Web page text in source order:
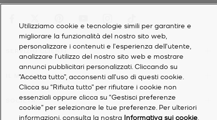
SERVIZIO CLIENTI
IL MIO ACCOUNT
SOCIETÀ
Utilizziamo cookie e tecnologie simili per garantire e
migliorare la funzionalità del nostro sito web,
personalizzare i contenuti e l'esperienza dell'utente,
analizzare l'utilizzo del nostro sito web e mostrare
annunci pubblicitari personalizzati. Cliccando su
“Accetta tutto”, acconsenti all'uso di questi cookie.
Clicca su “Rifiuta tutto” per rifiutare i cookie non
essenziali oppure clicca su “Gestisci preferenze
cookie” per selezionare le tue preferenze. Per ulteriori
informazioni, consulta la nostra Informativa sui cookie.